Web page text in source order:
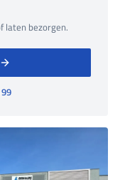
laten bezorgen.